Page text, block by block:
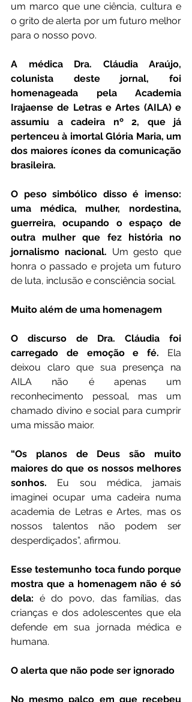
um marco que une ciência, cultura e
o grito de alerta por um futuro melhor
para o nosso povo.
A médica Dra. Cláudia Araújo,
colunista deste jornal, foi
homenageada pela Academia
Irajaense de Letras e Artes (AILA) e
assumiu a cadeira nº 2, que já
pertenceu à imortal Glória Maria, um
dos maiores ícones da comunicação
brasileira.
O peso simbólico disso é imenso:
uma médica, mulher, nordestina,
guerreira, ocupando o espaço de
outra mulher que fez história no
jornalismo nacional. Um gesto que
honra o passado e projeta um futuro
de luta, inclusão e consciência social.
Muito além de uma homenagem
O discurso de Dra. Cláudia foi
carregado de emoção e fé. Ela
deixou claro que sua presença na
AILA não é apenas um
reconhecimento pessoal, mas um
chamado divino e social para cumprir
uma missão maior.
“Os planos de Deus são muito
maiores do que os nossos melhores
sonhos. Eu sou médica, jamais
imaginei ocupar uma cadeira numa
academia de Letras e Artes, mas os
nossos talentos não podem ser
desperdiçados”, afirmou.
Esse testemunho toca fundo porque
mostra que a homenagem não é só
dela: é do povo, das famílias, das
crianças e dos adolescentes que ela
defende em sua jornada médica e
humana.
O alerta que não pode ser ignorado
No mesmo palco em que recebeu